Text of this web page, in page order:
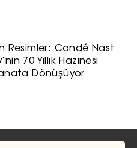
Resimler: Condé Nast
70 Yıllık Hazinesi
Dönüşüyor